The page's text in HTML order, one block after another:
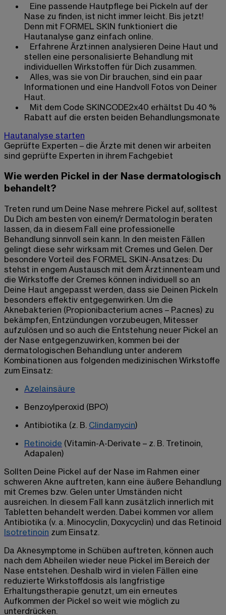
Eine passende Hautpflege bei Pickeln auf der
Nase zu finden, ist nicht immer leicht. Bis jetzt!
Denn mit FORMEL SKIN funktioniert die
Hautanalyse ganz einfach online.
Erfahrene Ärzt:innen analysieren Deine Haut und
stellen eine personalisierte Behandlung mit
individuellen Wirkstoffen für Dich zusammen.
Alles, was sie von Dir brauchen, sind ein paar
Informationen und eine Handvoll Fotos von Deiner
Haut.
Mit dem Code SKINCODE2x40 erhältst Du 40 %
Rabatt auf die ersten beiden Behandlungsmonate
Hautanalyse starten
Geprüfte Experten – die Ärzte mit denen wir arbeiten
sind geprüfte Experten in ihrem Fachgebiet
Wie werden Pickel in der Nase dermatologisch
behandelt?
Treten rund um Deine Nase mehrere Pickel auf, solltest
Du Dich am besten von einem/r Dermatolog:in beraten
lassen, da in diesem Fall eine professionelle
Behandlung sinnvoll sein kann. In den meisten Fällen
gelingt diese sehr wirksam mit Cremes und Gelen. Der
besondere Vorteil des FORMEL SKIN-Ansatzes: Du
stehst in engem Austausch mit dem Ärzt:innenteam und
die Wirkstoffe der Cremes können individuell so an
Deine Haut angepasst werden, dass sie Deinen Pickeln
besonders effektiv entgegenwirken. Um die
Aknebakterien (Propionibacterium acnes – P.acnes) zu
bekämpfen, Entzündungen vorzubeugen, Mitesser
aufzulösen und so auch die Entstehung neuer Pickel an
der Nase entgegenzuwirken, kommen bei der
dermatologischen Behandlung unter anderem
Kombinationen aus folgenden medizinischen Wirkstoffe
zum Einsatz:
Azelainsäure
Benzoylperoxid (BPO)
Antibiotika (z. B. Clindamycin)
Retinoide (Vitamin-A-Derivate – z. B. Tretinoin,
Adapalen)
Sollten Deine Pickel auf der Nase im Rahmen einer
schweren Akne auftreten, kann eine äußere Behandlung
mit Cremes bzw. Gelen unter Umständen nicht
ausreichen. In diesem Fall kann zusätzlich innerlich mit
Tabletten behandelt werden. Dabei kommen vor allem
Antibiotika (v. a. Minocyclin, Doxycyclin) und das Retinoid
Isotretinoin zum Einsatz.
Da Aknesymptome in Schüben auftreten, können auch
nach dem Abheilen wieder neue Pickel im Bereich der
Nase entstehen. Deshalb wird in vielen Fällen eine
reduzierte Wirkstoffdosis als langfristige
Erhaltungstherapie genutzt, um ein erneutes
Aufkommen der Pickel so weit wie möglich zu
unterdrücken.